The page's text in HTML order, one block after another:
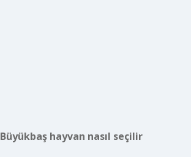
Büyükbaş hayvan nasıl seçilir